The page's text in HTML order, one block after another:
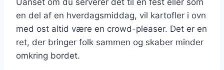
en del af en hverdagsmiddag, vil kartofler i ovn
med ost altid være en crowd-pleaser. Det er en
ret, der bringer folk sammen og skaber minder
omkring bordet.